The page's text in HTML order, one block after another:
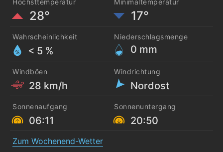
Höchsttemperatur
28°
Minimaltemperatur
17°
Wahrscheinlichkeit
< 5 %
Niederschlagsmenge
0 mm
Windböen
28 km/h
Windrichtung
Nordost
Sonnenaufgang
06:11
Sonnenuntergang
20:50
Zum Wochenend-Wetter